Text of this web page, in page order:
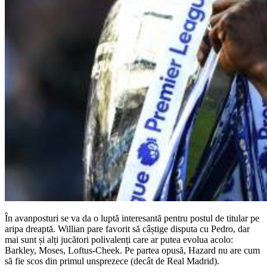
În avanposturi se va da o luptă interesantă pentru postul de titular pe
aripa dreaptă. Willian pare favorit să câștige disputa cu Pedro, dar
mai sunt și alți jucători polivalenți care ar putea evolua acolo:
Barkley, Moses, Loftus-Cheek. Pe partea opusă, Hazard nu are cum
să fie scos din primul unsprezece (decât de Real Madrid).